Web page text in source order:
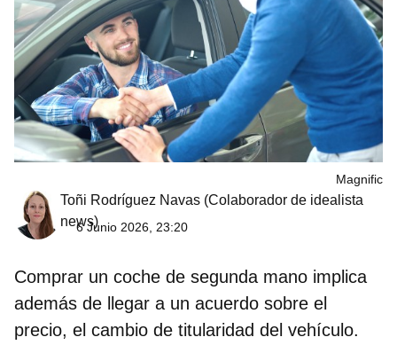
Magnific
Toñi Rodríguez Navas (Colaborador de idealista
news)
6 Junio 2026, 23:20
Comprar un coche de segunda mano implica
además de llegar a un acuerdo sobre el
precio, el cambio de titularidad del vehículo.